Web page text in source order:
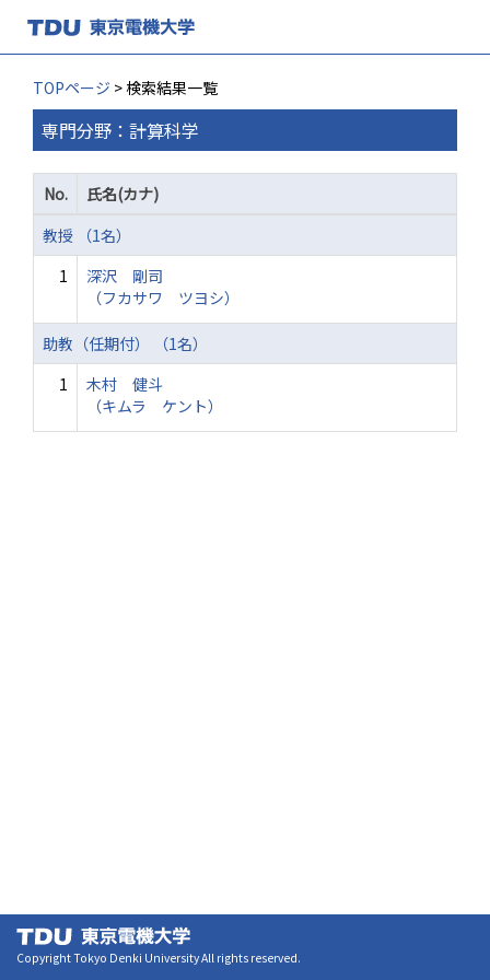
TOPページ > 検索結果一覧
専門分野：計算科学
No.
氏名(カナ)
教授 （1名）
1
深沢 剛司
（フカサワ ツヨシ）
助教（任期付） （1名）
1
木村 健斗
（キムラ ケント）
Copyright Tokyo Denki University All rights reserved.